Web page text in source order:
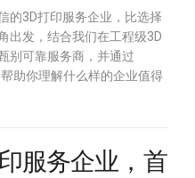
的3D打印服务企业，比选择
出发，结合我们在工程级3D
别可靠服务商，并通过
助你理解什么样的企业值得
服务企业，首